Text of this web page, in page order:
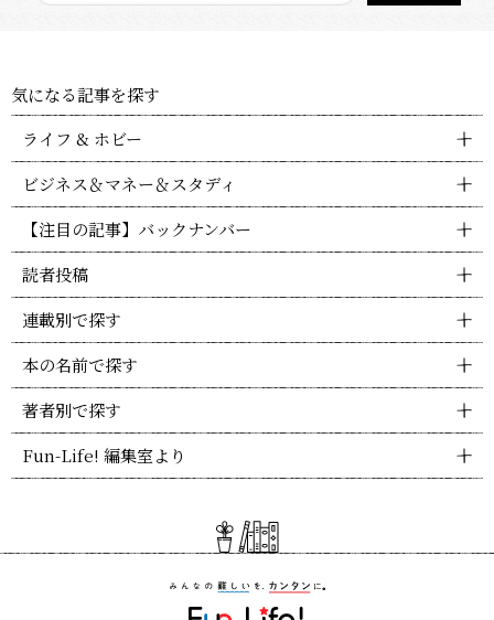
気になる記事を探す
ライフ & ホビー
ビジネス＆マネー＆スタディ
【注目の記事】バックナンバー
読者投稿
連載別で探す
本の名前で探す
著者別で探す
Fun-Life! 編集室より